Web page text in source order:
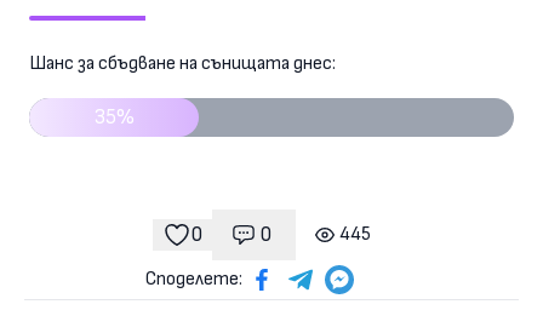
Шанс за сбъдване на сънищата днес:
35%
0
харесвания
0
Коментари
445
гледания
Споделете: